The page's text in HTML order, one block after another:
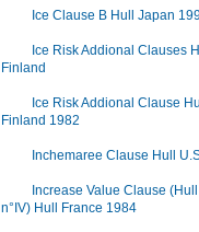
Ice Clause B Hull Japan
Ice Risk Addional Clauses
Finland
Ice Risk Addional Clause
Finland 1982
Inchemaree Clause Hull
Increase Value Clause
n°IV) Hull France 1984